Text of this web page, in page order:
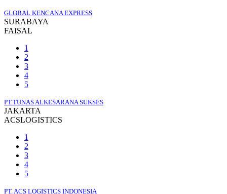
GLOBAL KENCANA EXPRESS
SURABAYA
FAISAL
1
2
3
4
5
PT.TUNAS ALKESARANA SUKSES
JAKARTA
ACSLOGISTICS
1
2
3
4
5
PT. ACS LOGISTICS INDONESIA